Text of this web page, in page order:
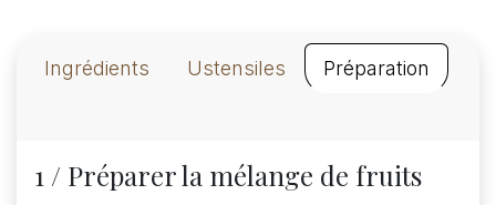
Ingrédients Ustensiles Préparation
1 / Préparer la mélange de fruits